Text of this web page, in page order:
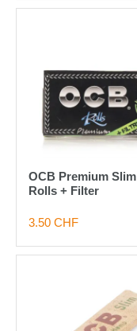
OCB Premium Slim
Rolls + Filter
3.50 CHF